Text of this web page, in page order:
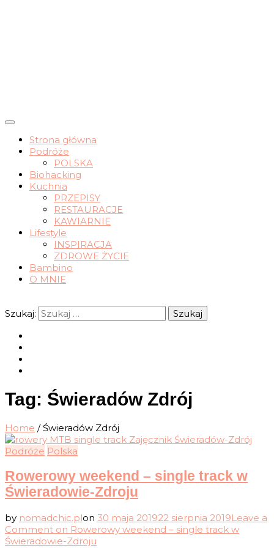
nomadchic.pl
wrocławskie życie slow
Strona główna
Podróże
POLSKA
Biohacking
Kuchnia
PRZEPISY
RESTAURACJE
KAWIARNIE
Lifestyle
INSPIRACJA
ZDROWE ŻYCIE
Bambino
O MNIE
Szukaj:
Tag: Świeradów Zdrój
Home / Świeradów Zdrój
Podróże Polska
Rowerowy weekend – single track w
Świeradowie-Zdroju
by nomadchic.plon 30 maja 201922 sierpnia 2019Leave a
Comment on Rowerowy weekend – single track w
Świeradowie-Zdroju